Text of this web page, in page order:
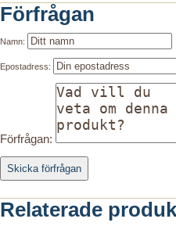
Förfrågan
Namn:
Epostadress:
Förfrågan:
Relaterade